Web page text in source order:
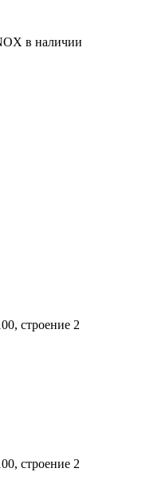
в наличии
строение 2
строение 2